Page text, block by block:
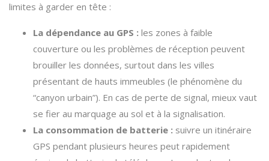
limites à garder en tête :
La dépendance au GPS : les zones à faible
couverture ou les problèmes de réception peuvent
brouiller les données, surtout dans les villes
présentant de hauts immeubles (le phénomène du
“canyon urbain”). En cas de perte de signal, mieux vaut
se fier au marquage au sol et à la signalisation.
La consommation de batterie : suivre un itinéraire
GPS pendant plusieurs heures peut rapidement